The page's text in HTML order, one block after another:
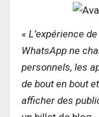
« L’expérience
WhatsApp ne
personnels, les
de bout en bout
afficher des